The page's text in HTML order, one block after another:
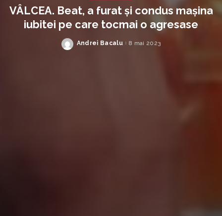
VÂLCEA. Beat, a furat și condus mașina
iubitei pe care tocmai o agresase
Posted
Andrei Bacalu 8 mai 2023